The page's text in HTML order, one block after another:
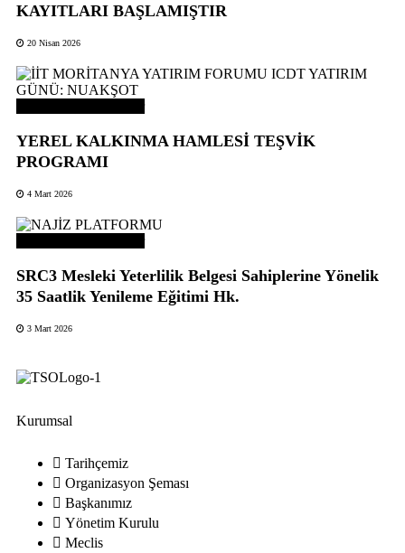
KAYITLARI BAŞLAMIŞTIR
20 Nisan 2026
YEREL KALKINMA HAMLESİ TEŞVİK
PROGRAMI
4 Mart 2026
SRC3 Mesleki Yeterlilik Belgesi Sahiplerine Yönelik
35 Saatlik Yenileme Eğitimi Hk.
3 Mart 2026
Kurumsal
Tarihçemiz
Organizasyon Şeması
Başkanımız
Yönetim Kurulu
Meclis